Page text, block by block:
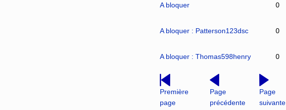
A bloquer 0
A bloquer : Patterson123dsc 0
A bloquer : Thomas598henry 0
Première
page
Page
précédente
Page
suivante